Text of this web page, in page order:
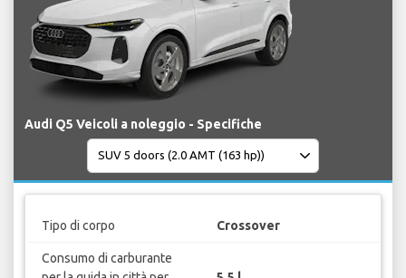
Audi Q5 Veicoli a noleggio - Specifiche
Tipo di corpo Crossover
Consumo di carburante